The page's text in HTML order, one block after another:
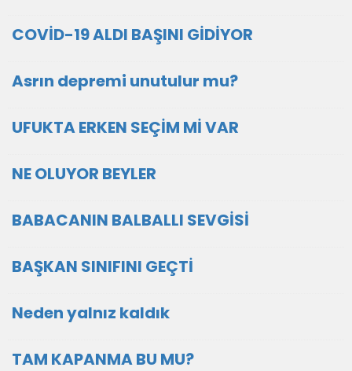
COVİD-19 ALDI BAŞINI GİDİYOR
Asrın depremi unutulur mu?
UFUKTA ERKEN SEÇİM Mİ VAR
NE OLUYOR BEYLER
BABACANIN BALBALLI SEVGİSİ
BAŞKAN SINIFINI GEÇTİ
Neden yalnız kaldık
TAM KAPANMA BU MU?